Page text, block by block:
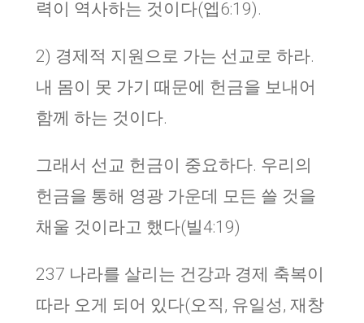
력이 역사하는 것이다(엡6:19).
2) 경제적 지원으로 가는 선교로 하라.
내 몸이 못 가기 때문에 헌금을 보내어
함께 하는 것이다.
그래서 선교 헌금이 중요하다. 우리의
헌금을 통해 영광 가운데 모든 쓸 것을
채울 것이라고 했다(빌4:19)
237 나라를 살리는 건강과 경제 축복이
따라 오게 되어 있다(오직, 유일성, 재창